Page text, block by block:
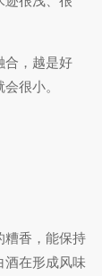
合，越是好
很小。
糟香，能保持
酒在形成风味